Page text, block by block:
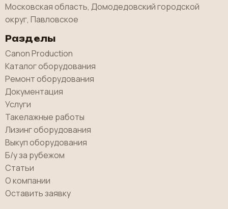
Московская область, Домодедовский городской
округ, Павловское
Разделы
Canon Production
Каталог оборудования
Ремонт оборудования
Документация
Услуги
Такелажные работы
Лизинг оборудования
Выкуп оборудования
Б/у за рубежом
Статьи
О компании
Оставить заявку